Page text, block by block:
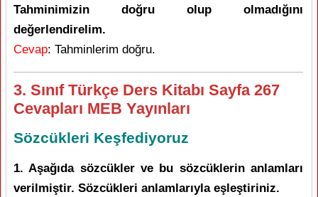
Tahminimizin doğru olup olmadığını
değerlendirelim.
Cevap: Tahminlerim doğru.
3. Sınıf Türkçe Ders Kitabı Sayfa 267
Cevapları MEB Yayınları
Sözcükleri Keşfediyoruz
1. Aşağıda sözcükler ve bu sözcüklerin anlamları
verilmiştir. Sözcükleri anlamlarıyla eşleştiriniz.